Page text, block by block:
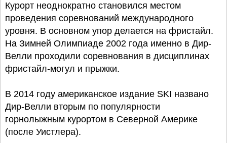
Курорт неоднократно становился местом
проведения соревнований международного
уровня. В основном упор делается на фристайл.
На Зимней Олимпиаде 2002 года именно в Дир-
Велли проходили соревнования в дисциплинах
фристайл-могул и прыжки.
В 2014 году американское издание SKI названо
Дир-Велли вторым по популярности
горнолыжным курортом в Северной Америке
(после Уистлера).